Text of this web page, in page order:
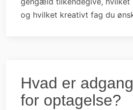
og hvilket kreativt fag du
Hvad er
for optagelse?